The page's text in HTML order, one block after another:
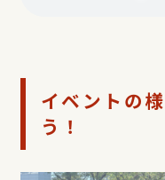
イベントの
う！